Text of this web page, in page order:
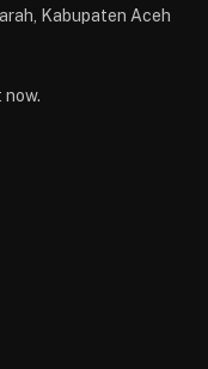
Kabupaten Aceh